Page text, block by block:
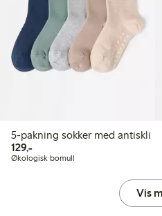
5-pakning sokker med antiskli
129,-129,00 kr
Økologisk bomull
Vis